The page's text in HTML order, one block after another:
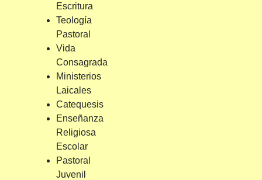
Escritura
Teología
Pastoral
Vida
Consagrada
Ministerios
Laicales
Catequesis
Enseñanza
Religiosa
Escolar
Pastoral
Juvenil